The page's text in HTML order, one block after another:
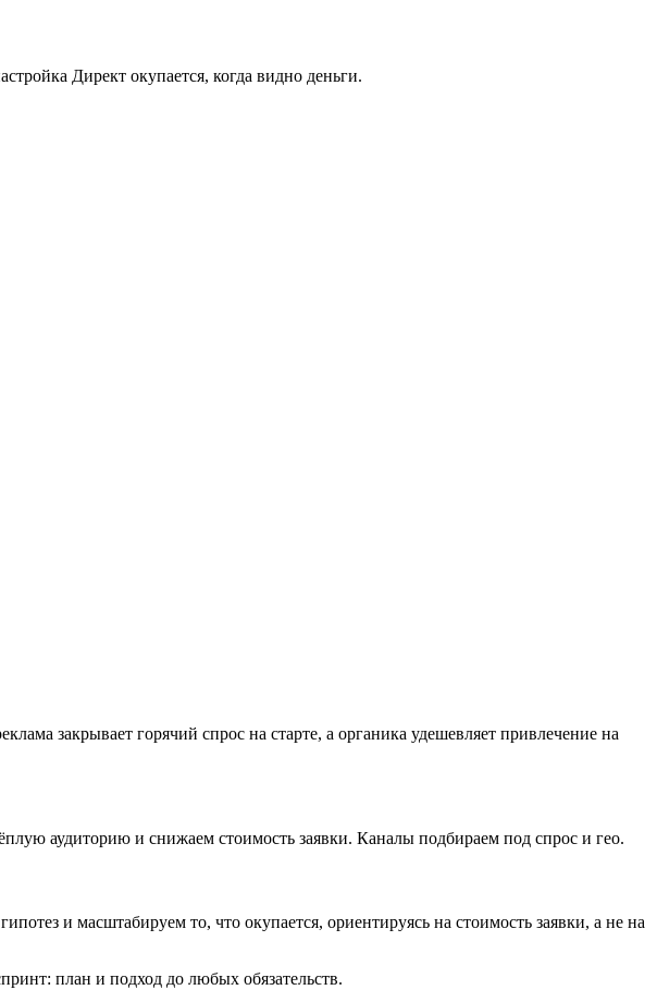
Директ окупается, когда видно деньги.
закрывает горячий спрос на старте, а органика удешевляет привлечение на
аудиторию и снижаем стоимость заявки. Каналы подбираем под спрос и гео.
и масштабируем то, что окупается, ориентируясь на стоимость заявки, а не на
план и подход до любых обязательств.